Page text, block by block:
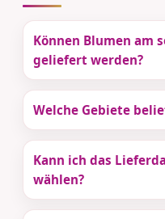
Können Blumen am
geliefert werden?
Welche Gebiete
Kann ich das
wählen?